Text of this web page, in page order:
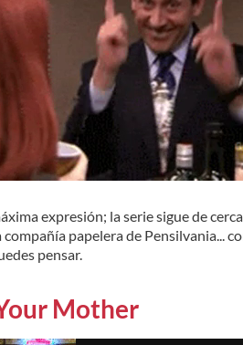
expresión; la serie sigue de
papelera de Pensilvania...
pensar.
Mother